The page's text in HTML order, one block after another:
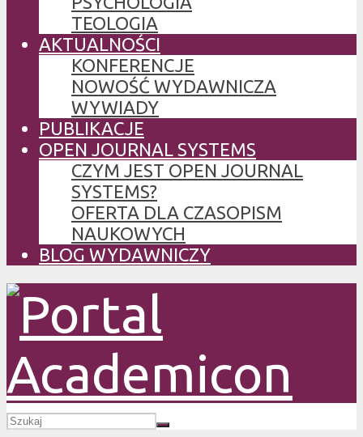
TEOLOGIA
AKTUALNOŚCI
KONFERENCJE
NOWOŚĆ WYDAWNICZA
WYWIADY
PUBLIKACJE
OPEN JOURNAL SYSTEMS
CZYM JEST OPEN JOURNAL
SYSTEMS?
OFERTA DLA CZASOPISM
NAUKOWYCH
BLOG WYDAWNICZY